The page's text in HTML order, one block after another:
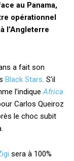
au Panama,
opérationnel
l’Angleterre
a fait son
Black Stars. S’il
l’indiqueAfrica
Carlos Queiroz
le choc subit
sera à 100%